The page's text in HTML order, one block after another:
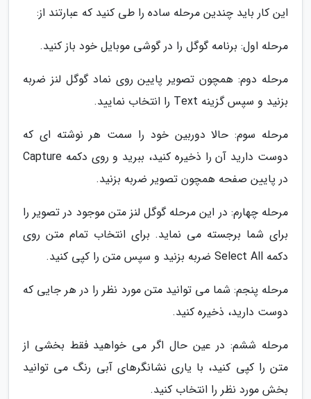
این کار باید چندین مرحله ساده را طی کنید که عبارتند از:
مرحله اول: برنامه گوگل را در گوشی موبایل خود باز کنید.
مرحله دوم: همچون تصویر پایین روی نماد گوگل لنز ضربه
بزنید و سپس گزینه Text را انتخاب نمایید.
مرحله سوم: حالا دوربین خود را سمت هر نوشته ای که
دوست دارید آن را ذخیره کنید، ببرید و روی دکمه Capture
در پایین صفحه همچون تصویر ضربه بزنید.
مرحله چهارم: در این مرحله گوگل لنز متن موجود در تصویر را
برای شما برجسته می نماید. برای انتخاب تمام متن روی
دکمه Select All ضربه بزنید و سپس متن را کپی کنید.
مرحله پنجم: شما می توانید متن مورد نظر را در هر جایی که
دوست دارید، ذخیره کنید.
مرحله ششم: در عین حال اگر می خواهید فقط بخشی از
متن را کپی کنید، با یاری نشانگرهای آبی رنگ می توانید
بخش مورد نظر را انتخاب کنید.